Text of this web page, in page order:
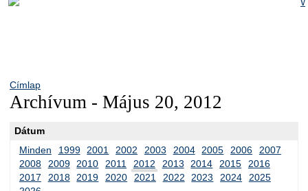
Címlap
Archívum - Május 20, 2012
Dátum
Minden
1999 2001 2002 2003 2004 2005 2006
2007
2008
2009 2010 2011 2012 2013 2014 2015
2016
2017
2018 2019 2020 2021 2022 2023 2024
2025